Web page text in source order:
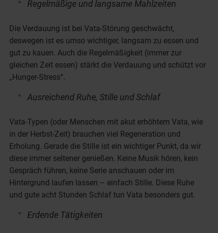
Regelmäßige und langsame Mahlzeiten
Die Verdauung ist bei Vata-Störung geschwächt,
deswegen ist es umso wichtiger, langsam zu essen und
gut zu kauen. Auch die Regelmäßigkeit (immer zur
gleichen Zeit essen) stärkt die Verdauung und schützt vor
„Hunger-Stress“.
Ausreichend Ruhe, Stille und Schlaf
Vata-Typen (oder Menschen mit akut erhöhtem Vata, wie
in der Herbst-Zeit) brauchen viel Regeneration und
Erholung. Gerade die Stille ist ein wichtiger Punkt, da wir
diese immer seltener genießen. Keine Musik hören, kein
Gespräch führen, keine Serie anschauen oder im
Hintergrund laufen lassen – einfach Stille. Diese Ruhe
und gute acht Stunden Schlaf tun Vata besonders gut.
Erdende Tätigkeiten